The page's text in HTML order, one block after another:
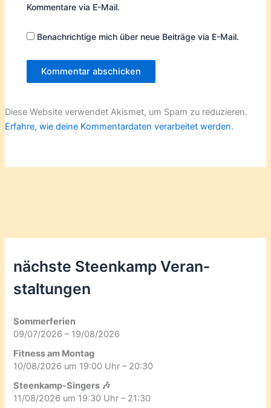
Kommentare via E-Mail.
Benachrichtige mich über neue Beiträge via E-Mail.
Diese Website verwendet Akismet, um Spam zu reduzieren.
Erfahre, wie deine Kommentardaten verarbeitet werden.
nächste Steenkamp Veran­
staltungen
Sommerferien
09/07/2026 – 19/08/2026
Fitness am Montag
10/08/2026 um 19:00 Uhr – 20:30
Steenkamp-Singers 🎶
11/08/2026 um 19:30 Uhr – 21:30